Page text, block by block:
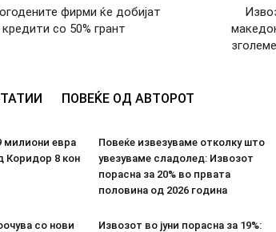
фирми ќе добијат
со 50% грант
ПОВЕЌЕ ОД АВТОРОТ
милиони евра
Коридор 8 кон
Повеќе извезуваме отколку што
увезуваме сладолед: Извозот
порасна за 20% во првата
половина од 2026 година
со нови
Извозот во јуни порасна за 19%: